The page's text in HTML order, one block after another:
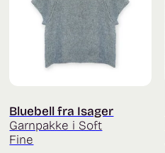
Bluebell fra Isager
Garnpakke i Soft
Fine